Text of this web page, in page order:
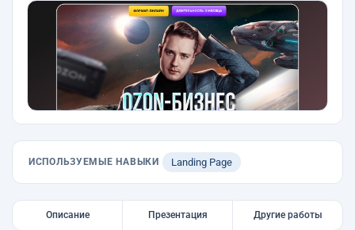
ИСПОЛЬЗУЕМЫЕ НАВЫКИ Landing Page
Описание Презентация Другие работы